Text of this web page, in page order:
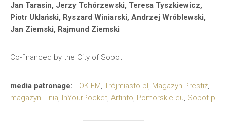
Jan Tarasin, Jerzy Tchórzewski, Teresa Tyszkiewicz,
Piotr Uklański, Ryszard Winiarski, Andrzej Wróblewski,
Jan Ziemski, Rajmund Ziemski
Co-financed by the City of Sopot
media patronage: TOK FM, Trójmiasto.pl, Magazyn Prestiż,
magazyn Linia, InYourPocket, Artinfo, Pomorskie.eu, Sopot.pl